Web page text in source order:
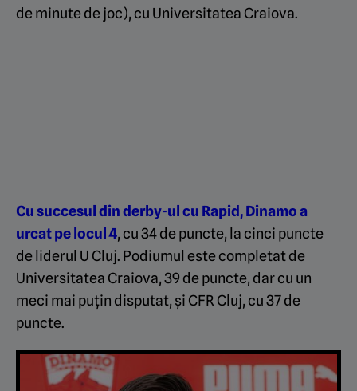
de minute de joc), cu Universitatea Craiova.
Cu succesul din derby-ul cu Rapid, Dinamo a
urcat pe locul 4, cu 34 de puncte, la cinci puncte
de liderul U Cluj. Podiumul este completat de
Universitatea Craiova, 39 de puncte, dar cu un
meci mai puțin disputat, și CFR Cluj, cu 37 de
puncte.